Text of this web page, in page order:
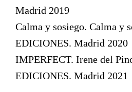
Madrid 2019
Calma y sosiego. Calma y
EDICIONES. Madrid 2020
IMPERFECT. Irene del
EDICIONES. Madrid 2021